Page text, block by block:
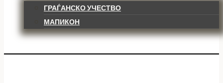
ГРАЃАНСКО УЧЕСТВО
МАПИКОН